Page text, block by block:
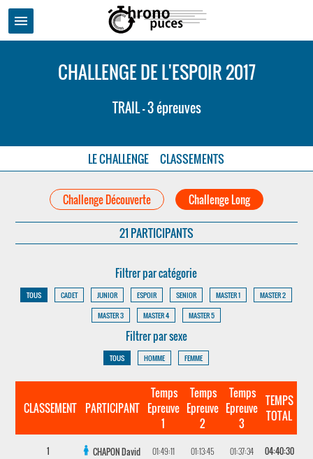
menu
CHALLENGE DE L'ESPOIR 2017
TRAIL - 3 épreuves
LE CHALLENGE CLASSEMENTS
Challenge Découverte Challenge Long
21 PARTICIPANTS
Filtrer par catégorie
TOUS CADET JUNIOR ESPOIR SENIOR MASTER 1
MASTER 2
MASTER 3
MASTER 4 MASTER 5
Filtrer par sexe
TOUS HOMME FEMME
CLASSEMENT PARTICIPANT
Temps
Epreuve
1
Temps
Epreuve
2
Temps
Epreuve
3
TEMPS
TOTAL
1 CHAPONDavid 01:49:11 01:13:45 01:37:34
04:40:30